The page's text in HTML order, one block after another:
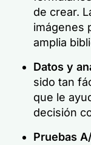
de crear.
imágenes
amplia
Datos y
sido tan
que le
decisión
Pruebas